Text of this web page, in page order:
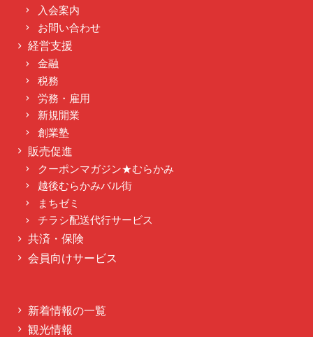
入会案内
お問い合わせ
経営支援
金融
税務
労務・雇用
新規開業
創業塾
販売促進
クーポンマガジン★むらかみ
越後むらかみバル街
まちゼミ
チラシ配送代行サービス
共済・保険
会員向けサービス
新着情報の一覧
観光情報